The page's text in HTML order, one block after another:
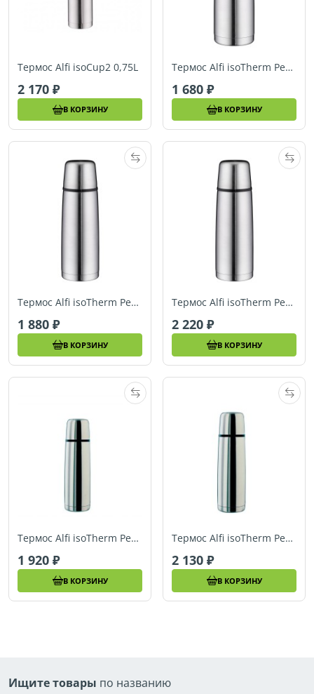
Термос Alfi isoCup2 0,75L
2 170
В КОРЗИНУ
Термос Alfi isoTherm Perfect AS 0,35L
1 680
В КОРЗИНУ
Термос Alfi isoTherm Perfect AS 0,5L
1 880
В КОРЗИНУ
Термос Alfi isoTherm Perfect AS 0,75L арт. 5207205075
2 220
В КОРЗИНУ
Термос Alfi isoTherm Perfect 0,5L
1 920
В КОРЗИНУ
Термос Alfi isoTherm Perfect 0,75L
2 130
В КОРЗИНУ
Ищите товары по названию